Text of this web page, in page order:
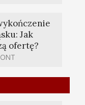
Jak
ofertę?